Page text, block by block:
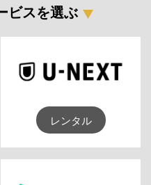
ビスを選ぶ
レンタル